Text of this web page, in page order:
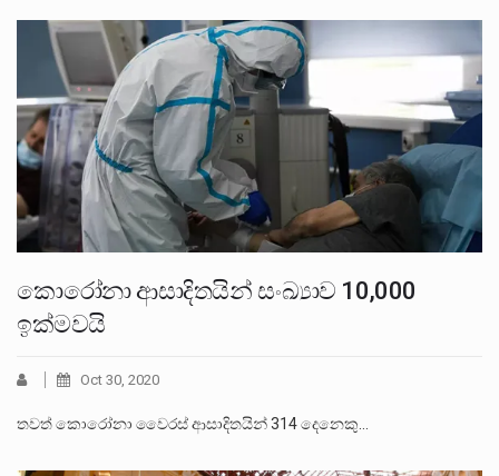
කොරෝනා ආසාදිතයින් සංඛ්‍යාව 10,000
ඉක්මවයි
Oct 30, 2020
තවත් කොරෝනා වෛරස් ආසාදිතයින් 314 දෙනෙකු…